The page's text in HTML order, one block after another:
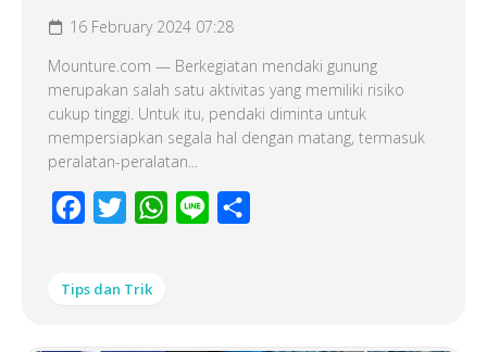
16 February 2024 07:28
Mounture.com — Berkegiatan mendaki gunung
merupakan salah satu aktivitas yang memiliki risiko
cukup tinggi. Untuk itu, pendaki diminta untuk
mempersiapkan segala hal dengan matang, termasuk
peralatan-peralatan...
Facebook
Twitter WhatsApp
Line
Tips dan Trik